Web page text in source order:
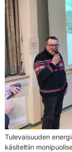
Tulevaisuuden
käsiteltiin